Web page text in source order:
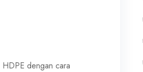
HDPE dengan cara